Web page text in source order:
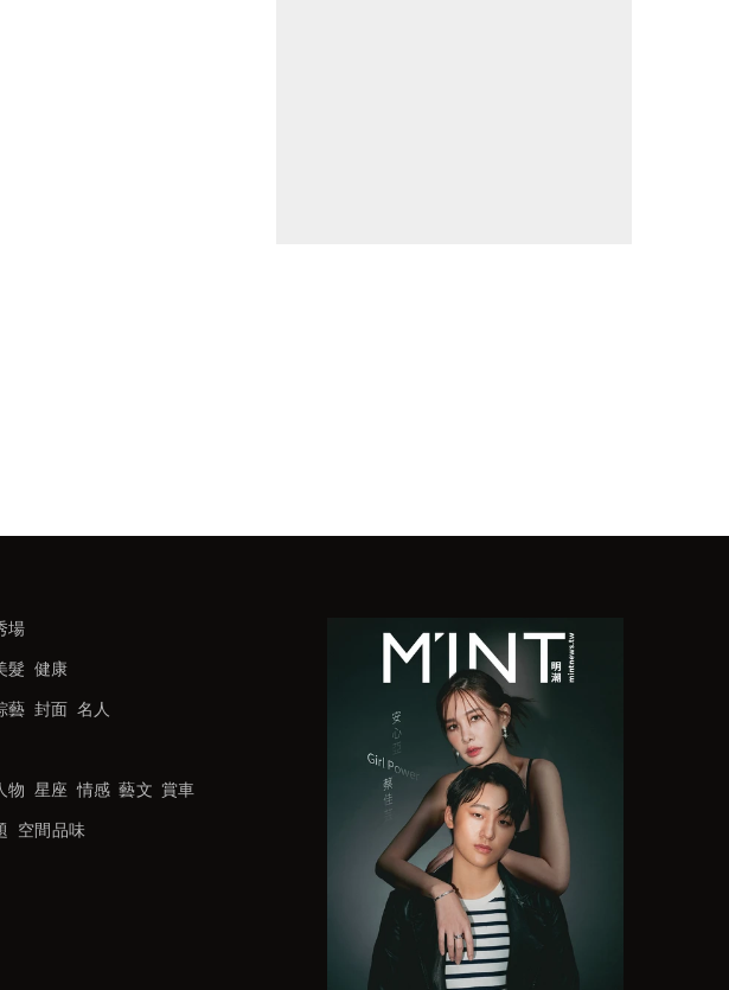
場
髮 健康
藝 封面 名人
物 星座 情感 藝文 賞車
空間品味